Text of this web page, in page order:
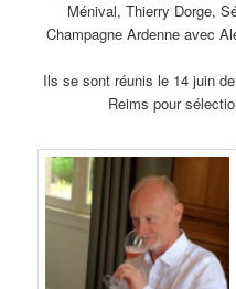
Ménival, Thierry Dorge,
Champagne Ardenne avec
Ils se sont réunis le 14 juin
Reims pour